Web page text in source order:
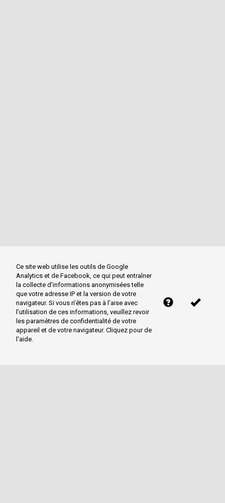
Ce site web utilise les outils de Google
Analytics et de Facebook, ce qui peut entraîner
la collecte d'informations anonymisées telle
que votre adresse IP et la version de votre
navigateur. Si vous n’êtes pas à l’aise avec
l’utilisation de ces informations, veuillez revoir
les paramètres de confidentialité de votre
appareil et de votre navigateur. Cliquez pour de
l'aide.